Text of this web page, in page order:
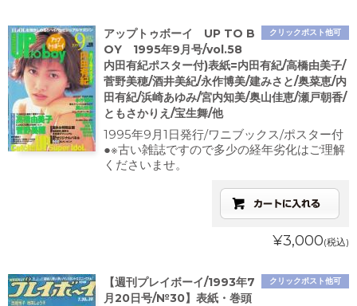
クリックポスト他可
アップトゥボーイ UP TO B
OY 1995年9月号/vol.58
内田有紀ポスター付)表紙=内田有紀/高橋由美子/
菅野美穂/酒井美紀/永作博美/建みさと/奥菜恵/内
田有紀/浜崎あゆみ/宮内知美/奥山佳恵/瀬戸朝香/
ともさかりえ/宝生舞/他
1995年9月1日発行/ワニブックス/ポスター付
●※古い雑誌ですので多少の経年劣化はご理解
くださいませ。
¥3,000(税込)
クリックポスト他可
【週刊プレイボーイ/1993年7
月20日号/№30】表紙・巻頭